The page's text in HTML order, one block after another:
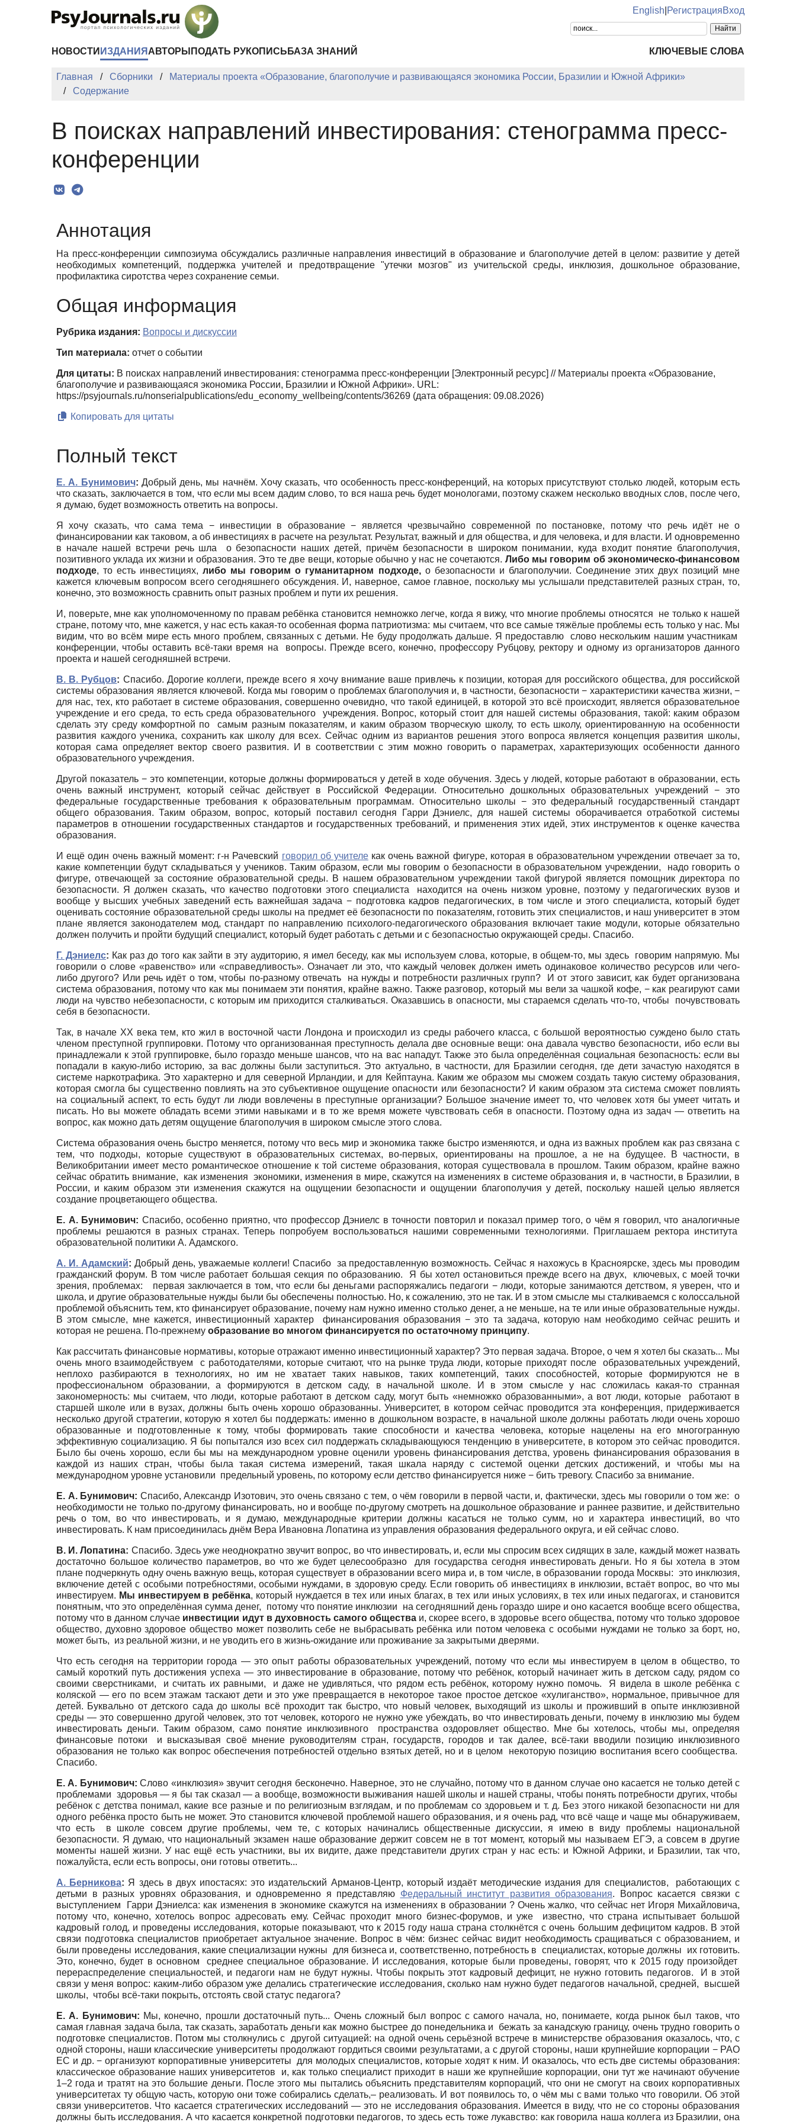
English РегистрацияВход
НОВОСТИ ИЗДАНИЯ АВТОРЫ ПОДАТЬ РУКОПИСЬ БАЗА ЗНАНИЙ КЛЮЧЕВЫЕ СЛОВА
Главная Сборники
Материалы проекта «Образование, благополучие и развивающаяся экономика России, Бразилии и Южной Африки»
Содержание
В поисках направлений инвестирования: стенограмма пресс-
конференции
Аннотация
На пресс-конференции симпозиума обсуждались различные направления инвестиций в образование и благополучие детей в целом: развитие у детей
необходимых компетенций, поддержка учителей и предотвращение "утечки мозгов" из учительской среды, инклюзия, дошкольное образование,
профилактика сиротства через сохранение семьи.
Общая информация
Рубрика издания: Вопросы и дискуссии
Тип материала: отчет о событии
Для цитаты: В поисках направлений инвестирования: стенограмма пресс-конференции [Электронный ресурс] // Материалы проекта «Образование,
благополучие и развивающаяся экономика России, Бразилии и Южной Африки». URL:
https://psyjournals.ru/nonserialpublications/edu_economy_wellbeing/contents/36269 (дата обращения: 09.08.2026)
Копировать для цитаты
Полный текст
Е. А. Бунимович: Добрый день, мы начнём. Хочу сказать, что особенность пресс-конференций, на которых присутствуют столько людей, которым есть
что сказать, заключается в том, что если мы всем дадим cлово, то вся наша речь будет монологами, поэтому скажем несколько вводных слов, после чего,
я думаю, будет возможность ответить на вопросы.
Я хочу сказать, что сама тема − инвестиции в образование − является чрезвычайно современной по постановке, потому что речь идёт не о
финансировании как таковом, а об инвестициях в расчете на результат. Результат, важный и для общества, и для человека, и для власти. И одновременно
в начале нашей встречи речь шла о безопасности наших детей, причём безопасности в широком понимании, куда входит понятие благополучия,
позитивного уклада их жизни и образования. Это те две вещи, которые обычно у нас не сочетаются. Либо мы говорим об экономическо-финансовом
подходе, то есть инвестициях,либо мы говорим о гуманитарном подходе,о безопасности и благополучии. Соединение этих двух позиций мне
кажется ключевым вопросом всего сегодняшнего обсуждения. И, наверное, самое главное, поскольку мы услышали представителей разных стран, то,
конечно, это возможность сравнить опыт разных проблем и пути их решения.
И, поверьте, мне как уполномоченному по правам ребёнка становится немножко легче, когда я вижу, что многие проблемы относятся не только к нашей
стране, потому что, мне кажется, у нас есть какая-то особенная форма патриотизма: мы считаем, что все самые тяжёлые проблемы есть только у нас. Мы
видим, что во всём мире есть много проблем, связанных с детьми. Не буду продолжать дальше. Я предоставлю слово нескольким нашим участникам
конференции, чтобы оставить всё-таки время на вопросы. Прежде всего, конечно, профессору Рубцову, ректору и одному из организаторов данного
проекта и нашей сегодняшней встречи.
В. В. Рубцов: Спасибо. Дорогие коллеги, прежде всего я хочу внимание ваше привлечь к позиции, которая для российского общества, для российской
системы образования является ключевой. Когда мы говорим о проблемах благополучия и, в частности, безопасности − характеристики качества жизни, −
для нас, тех, кто работает в системе образования, совершенно очевидно, что такой единицей, в которой это всё происходит, является образовательное
учреждение и его среда, то есть среда образовательного учреждения. Вопрос, который стоит для нашей системы образования, такой: каким образом
сделать эту среду комфортной по самым разным показателям, и каким образом творческую школу, то есть школу, ориентированную на особенности
развития каждого ученика, сохранить как школу для всех. Сейчас одним из вариантов решения этого вопроса является концепция развития школы,
которая сама определяет вектор своего развития. И в соответствии с этим можно говорить о параметрах, характеризующих особенности данного
образовательного учреждения.
Другой показатель − это компетенции, которые должны формироваться у детей в ходе обучения. Здесь у людей, которые работают в образовании, есть
очень важный инструмент, который сейчас действует в Российской Федерации. Относительно дошкольных образовательных учреждений − это
федеральные государственные требования к образовательным программам. Относительно школы − это федеральный государственный стандарт
общего образования. Таким образом, вопрос, который поставил сегодня Гарри Дэниелс, для нашей системы оборачивается отработкой системы
параметров в отношении государственных стандартов и государственных требований, и применения этих идей, этих инструментов к оценке качества
образования.
И ещё один очень важный момент: г-н Рачевский говорил об учителекак очень важной фигуре, которая в образовательном учреждении отвечает за то,
какие компетенции будут складываться у учеников. Таким образом, если мы говорим о безопасности в образовательном учреждении, надо говорить о
фигуре, отвечающей за состояние образовательной среды. В нашем образовательном учреждении такой фигурой является помощник директора по
безопасности. Я должен сказать, что качество подготовки этого специалиста находится на очень низком уровне, поэтому у педагогических вузов и
вообще у высших учебных заведений есть важнейшая задача − подготовка кадров педагогических, в том числе и этого специалиста, который будет
оценивать состояние образовательной среды школы на предмет её безопасности по показателям, готовить этих специалистов, и наш университет в этом
плане является законодателем мод, стандарт по направлению психолого-педагогического образования включает такие модули, которые обязательно
должен получить и пройти будущий специалист, который будет работать с детьми и с безопасностью окружающей среды. Спасибо.
Г. Дэниелс: Как раз до того как зайти в эту аудиторию, я имел беседу, как мы используем слова, которые, в общем-то, мы здесь говорим напрямую. Мы
говорили о слове «равенство» или «справедливость». Означает ли это, что каждый человек должен иметь одинаковое количество ресурсов или чего-
либо другого? Или речь идёт о том, чтобы по-разному отвечать на нужды и потребности различных групп? И от этого зависит, как будет организована
система образования, потому что как мы понимаем эти понятия, крайне важно. Также разговор, который мы вели за чашкой кофе, − как реагируют сами
люди на чувство небезопасности, с которым им приходится сталкиваться. Оказавшись в опасности, мы стараемся сделать что-то, чтобы почувствовать
себя в безопасности.
Так, в начале XX века тем, кто жил в восточной части Лондона и происходил из среды рабочего класса, с большой вероятностью суждено было стать
членом преступной группировки. Потому что организованная преступность делала две основные вещи: она давала чувство безопасности, ибо если вы
принадлежали к этой группировке, было гораздо меньше шансов, что на вас нападут. Также это была определённая социальная безопасность: если вы
попадали в какую-либо историю, за вас должны были заступиться. Это актуально, в частности, для Бразилии сегодня, где дети зачастую находятся в
системе наркотрафика. Это характерно и для северной Ирландии, и для Кейптауна. Каким же образом мы сможем создать такую систему образования,
которая смогла бы существенно повлиять на это субъективное ощущение опасности или безопасности? И каким образом эта система сможет повлиять
на социальный аспект, то есть будут ли люди вовлечены в преступные организации? Большое значение имеет то, что человек хотя бы умеет читать и
писать. Но вы можете обладать всеми этими навыками и в то же время можете чувствовать себя в опасности. Поэтому одна из задач — ответить на
вопрос, как можно дать детям ощущение благополучия в широком смысле этого слова.
Система образования очень быстро меняется, потому что весь мир и экономика также быстро изменяются, и одна из важных проблем как раз связана с
тем, что подходы, которые существуют в образовательных системах, во-первых, ориентированы на прошлое, а не на будущее. В частности, в
Великобритании имеет место романтическое отношение к той системе образования, которая существовала в прошлом. Таким образом, крайне важно
сейчас обратить внимание, как изменения экономики, изменения в мире, скажутся на изменениях в системе образования и, в частности, в Бразилии, в
России, и каким образом эти изменения скажутся на ощущении безопасности и ощущении благополучия у детей, поскольку нашей целью является
создание процветающего общества.
Е. А. Бунимович: Спасибо, особенно приятно, что профессор Дэниелс в точности повторил и показал пример того, о чём я говорил, что аналогичные
проблемы решаются в разных странах. Теперь попробуем воспользоваться нашими современными технологиями. Приглашаем ректора института
образовательной политики А. Адамского.
А. И. Адамский: Добрый день, уважаемые коллеги! Спасибо за предоставленную возможность. Сейчас я нахожусь в Красноярске, здесь мы проводим
гражданский форум. В том числе работает большая секция по образованию. Я бы хотел остановиться прежде всего на двух, ключевых, с моей точки
зрения, проблемах: первая заключается в том, что если бы деньгами распоряжались педагоги − люди, которые занимаются детством, я уверен, что и
школа, и другие образовательные нужды были бы обеспечены полностью. Но, к сожалению, это не так. И в этом смысле мы сталкиваемся с колоссальной
проблемой объяснить тем, кто финансирует образование, почему нам нужно именно столько денег, а не меньше, на те или иные образовательные нужды.
В этом смысле, мне кажется, инвестиционный характер финансирования образования − это та задача, которую нам необходимо сейчас решить и
которая не решена. По-прежнему образование во многом финансируется по остаточному принципу.
Как рассчитать финансовые нормативы, которые отражают именно инвестиционный характер? Это первая задача. Второе, о чем я хотел бы сказать... Мы
очень много взаимодействуем с работодателями, которые считают, что на рынке труда люди, которые приходят после образовательных учреждений,
неплохо разбираются в технологиях, но им не хватает таких навыков, таких компетенций, таких способностей, которые формируются не в
профессиональном образовании, а формируются в детском саду, в начальной школе. И в этом смысле у нас сложилась какая-то странная
закономерность: мы считаем, что люди, которые работают в детском саду, могут быть «немножко образованными», а вот люди, которые работают в
старшей школе или в вузах, должны быть очень хорошо образованны. Университет, в котором сейчас проводится эта конференция, придерживается
несколько другой стратегии, которую я хотел бы поддержать: именно в дошкольном возрасте, в начальной школе должны работать люди очень хорошо
образованные и подготовленные к тому, чтобы формировать такие способности и качества человека, которые нацелены на его многогранную
эффективную социализацию. Я бы попытался изо всех сил поддержать складывающуюся тенденцию в университете, в котором это сейчас проводится.
Было бы очень хорошо, если бы мы на международном уровне оценили уровень финансирования детства, уровень финансирования образования в
каждой из наших стран, чтобы была такая система измерений, такая шкала наряду с системой оценки детских достижений, и чтобы мы на
международном уровне установили предельный уровень, по которому если детство финансируется ниже − бить тревогу. Спасибо за внимание.
Е. А. Бунимович: Спасибо, Александр Изотович, это очень связано с тем, о чём говорили в первой части, и, фактически, здесь мы говорили о том же: о
необходимости не только по-другому финансировать, но и вообще по-другому смотреть на дошкольное образование и раннее развитие, и действительно
речь о том, во что инвестировать, и я думаю, международные критерии должны касаться не только сумм, но и характера инвестиций, во что
инвестировать. К нам присоединилась днём Вера Ивановна Лопатина из управления образования федерального округа, и ей сейчас слово.
В. И. Лопатина: Спасибо. Здесь уже неоднократно звучит вопрос, во что инвестировать, и, если мы спросим всех сидящих в зале, каждый может назвать
достаточно большое количество параметров, во что же будет целесообразно для государства сегодня инвестировать деньги. Но я бы хотела в этом
плане подчеркнуть одну очень важную вещь, которая существует в образовании всего мира и, в том числе, в образовании города Москвы: это инклюзия,
включение детей с особыми потребностями, особыми нуждами, в здоровую среду. Если говорить об инвестициях в инклюзии, встаёт вопрос, во что мы
инвестируем. Мы инвестируем в ребёнка, который нуждается в тех или иных благах, в тех или иных условиях, в тех или иных педагогах, и становится
понятным, что это определённая сумма денег, потому что понятие инклюзии на сегодняшний день гораздо шире и оно касается вообще всего общества,
потому что в данном случае инвестиции идут в духовность самого обществаи, скорее всего, в здоровье всего общества, потому что только здоровое
общество, духовно здоровое общество может позволить себе не выбрасывать ребёнка или потом человека с особыми нуждами не только за борт, но,
может быть, из реальной жизни, и не уводить его в жизнь-ожидание или проживание за закрытыми дверями.
Что есть сегодня на территории города — это опыт работы образовательных учреждений, потому что если мы инвестируем в целом в общество, то
самый короткий путь достижения успеха — это инвестирование в образование, потому что ребёнок, который начинает жить в детском саду, рядом со
своими сверстниками, и считать их равными, и даже не удивляться, что рядом есть ребёнок, которому нужно помочь. Я видела в школе ребёнка с
коляской — его по всем этажам таскают дети и это уже превращается в некоторое такое простое детское «хулиганство», нормальное, привычное для
детей. Буквально от детского сада до школы всё проходит так быстро, что новый человек, выходящий из школы и проживший в опыте инклюзивной
среды — это совершенно другой человек, это тот человек, которого не нужно уже убеждать, во что инвестировать деньги, почему в инклюзию мы будем
инвестировать деньги. Таким образом, само понятие инклюзивного пространства оздоровляет общество. Мне бы хотелось, чтобы мы, определяя
финансовые потоки и высказывая своё мнение руководителям стран, государств, городов и так далее, всё-таки вводили позицию инклюзивного
образования не только как вопрос обеспечения потребностей отдельно взятых детей, но и в целом некоторую позицию воспитания всего сообщества.
Спасибо.
Е. А. Бунимович: Слово «инклюзия» звучит сегодня бесконечно. Наверное, это не случайно, потому что в данном случае оно касается не только детей с
проблемами здоровья — я бы так сказал — а вообще, возможности выживания нашей школы и нашей страны, чтобы понять потребности других, чтобы
ребёнок с детства понимал, какие все разные и по религиозным взглядам, и по проблемам со здоровьем и т. д. Без этого никакой безопасности ни для
одного ребёнка просто быть не может. Это становится ключевой проблемой нашего образования, и я очень рад, что всё чаще и чаще мы обнаруживаем,
что есть в школе совсем другие проблемы, чем те, с которых начинались общественные дискуссии, я имею в виду проблемы национальной
безопасности. Я думаю, что национальный экзамен наше образование держит совсем не в тот момент, который мы называем ЕГЭ, а совсем в другие
моменты нашей жизни. У нас ещё есть участники, вы их видите, даже представители других стран у нас есть: и Южной Африки, и Бразилии, так что,
пожалуйста, если есть вопросы, они готовы ответить...
А. Берникова: Я здесь в двух ипостасях: это издательский Арманов-Центр, который издаёт методические издания для специалистов, работающих с
детьми в разных уровнях образования, и одновременно я представляю Федеральный институт развития образования. Вопрос касается связки с
выступлением Гарри Дэниелса: как изменения в экономике скажутся на изменениях в образовании ? Очень жалко, что сейчас нет Игоря Михайловича,
потому что, конечно, хотелось вопрос адресовать ему. Сейчас проходит много бизнес-форумов, и уже известно, что страна испытывает большой
кадровый голод, и проведены исследования, которые показывают, что к 2015 году наша страна столкнётся с очень большим дефицитом кадров. В этой
связи подготовка специалистов приобретает актуальное значение. Вопрос в чём: бизнес сейчас видит необходимость сращиваться с образованием, и
были проведены исследования, какие специализации нужны для бизнеса и, соответственно, потребность в специалистах, которые должны их готовить.
Это, конечно, будет в основном среднее специальное образование. И исследования, которые были проведены, говорят, что к 2015 году произойдет
перераспределение специальностей, и педагоги нам не будут нужны. Чтобы покрыть этот кадровый дефицит, не нужно готовить педагогов. И в этой
связи у меня вопрос: каким-либо образом уже делались стратегические исследования, сколько нам нужно будет педагогов начальной, средней, высшей
школы, чтобы всё-таки покрыть, отстоять свой статус педагога?
Е. А. Бунимович: Мы, конечно, прошли достаточный путь... Очень сложный был вопрос с самого начала, но, понимаете, когда рынок был таков, что
самая главная задача была, так сказать, заработать деньги как можно быстрее до понедельника и бежать за канадскую границу, очень трудно говорить о
подготовке специалистов. Потом мы столкнулись с другой ситуацией: на одной очень серьёзной встрече в министерстве образования оказалось, что, с
одной стороны, наши классические университеты продолжают гордиться своими результатами, а с другой стороны, наши крупнейшие корпорации − РАО
ЕС и др. − организуют корпоративные университеты для молодых специалистов, которые ходят к ним. И оказалось, что есть две системы образования:
классическое образование наших университетов и, как только специалист приходит в наши же крупнейшие корпорации, они тут же начинают обучение
1–2 года и тратят на это большие деньги. После этого мы пытались объяснить представителям корпораций, что они не смогут на своих корпоративных
университетах ту общую часть, которую они тоже собирались сделать,– реализовать. И вот появилось то, о чём мы с вами только что говорили. Об этой
связи университетов. Что касается стратегических исследований — это не исследования образования. Имеется в виду, что не со стороны образования
должны быть исследования. А что касается конкретной подготовки педагогов, то здесь есть тоже лукавство: как говорила наша коллега из Бразилии, она